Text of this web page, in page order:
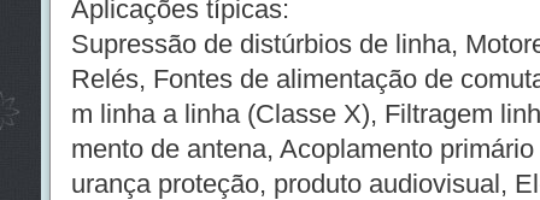
Aplicações típicas:
Supressão de distúrbios de linha,
Relés, Fontes de alimentação de
m linha a linha (Classe X), Filtragem
mento de antena, Acoplamento
urança proteção, produto audiovisual,